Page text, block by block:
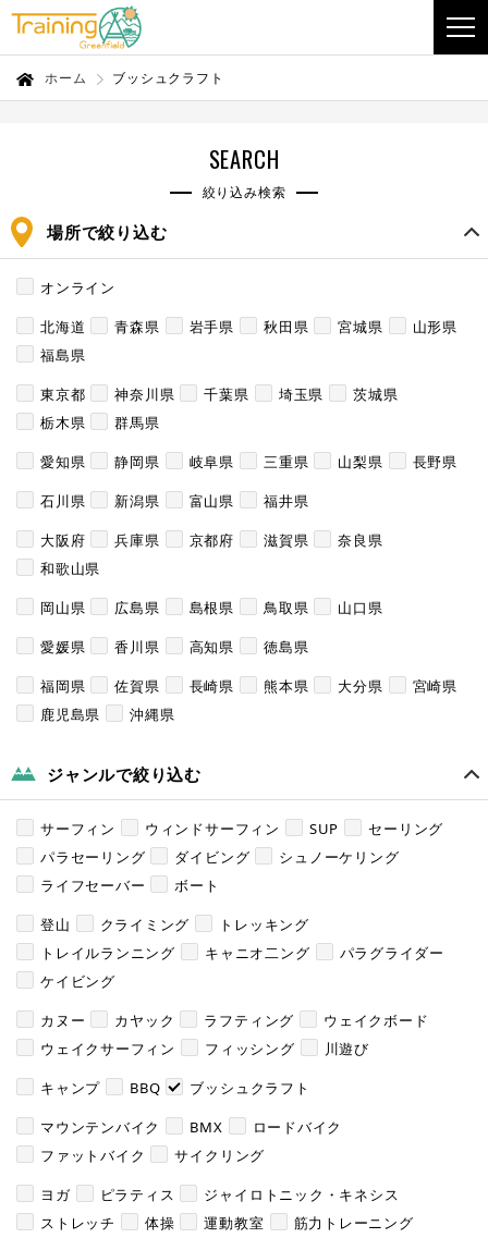
ホーム ブッシュクラフト
SEARCH
絞り込み検索
場所で絞り込む
オンライン
北海道
青森県 岩手県 秋田県 宮城県
山形県
福島県
東京都
神奈川県 千葉県 埼玉県
茨城県
栃木県
群馬県
愛知県
静岡県 岐阜県 三重県 山梨県
長野県
石川県
新潟県 富山県
福井県
大阪府
兵庫県 京都府 滋賀県
奈良県
和歌山県
岡山県
広島県 島根県 鳥取県
山口県
愛媛県
香川県 高知県
徳島県
福岡県
佐賀県 長崎県 熊本県 大分県
宮崎県
鹿児島県
沖縄県
ジャンルで絞り込む
サーフィン ウィンドサーフィン SUP
セーリング
パラセーリング
ダイビング
シュノーケリング
ライフセーバー
ボート
登山
クライミング
トレッキング
トレイルランニング
キャニオ二ング
パラグライダー
ケイビング
カヌー
カヤック ラフティング
ウェイクボード
ウェイクサーフィン
フィッシング
川遊び
キャンプ
BBQ
ブッシュクラフト
マウンテンバイク
BMX
ロードバイク
ファットバイク
サイクリング
ヨガ
ピラティス
ジャイロトニック・キネシス
ストレッチ
体操 運動教室
筋力トレーニング